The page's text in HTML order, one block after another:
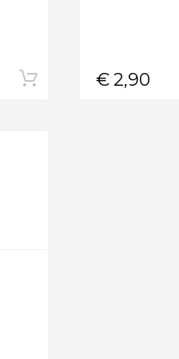
€2,90